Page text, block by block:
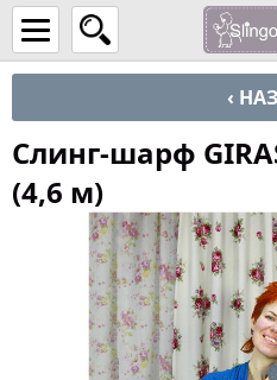
‹
Слинг-шарф
(4,6 м)